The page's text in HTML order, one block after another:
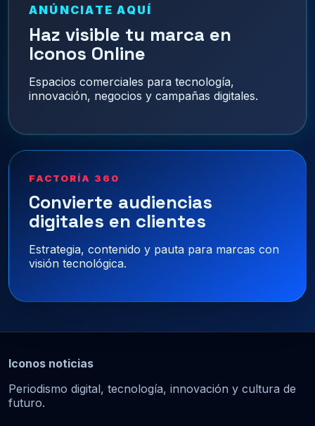
ANÚNCIATE AQUÍ
Haz visible tu marca en
Iconos Online
Espacios comerciales para tecnología,
innovación, negocios y campañas digitales.
FACTORÍA 360
Convierte audiencias
digitales en clientes
Estrategia, contenido y pauta para marcas con
visión tecnológica.
Iconos noticias
Periodismo digital, tecnología, innovación y cultura de
futuro.